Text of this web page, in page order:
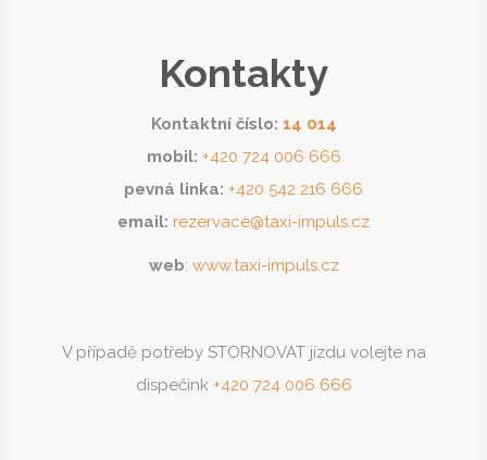
Kontakty
Kontaktní číslo: 14 014
mobil: +420 724 006 666
pevná linka: +420 542 216 666
email: rezervace@taxi-impuls.cz
web: www.taxi-impuls.cz
V případě potřeby STORNOVAT jízdu volejte na
dispečink +420 724 006 666